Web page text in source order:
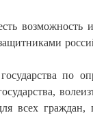
возможность
по
всех